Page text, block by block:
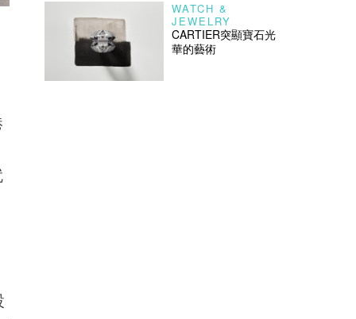
WATCH &
JEWELRY
CARTIER突顯寶石光
華的藝術